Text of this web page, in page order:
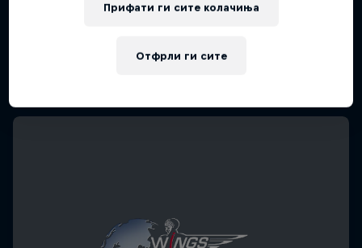
Отфрли ги сите
Прифати ги сите колачиња